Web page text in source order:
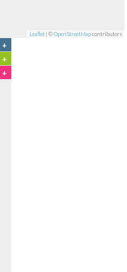
Leaflet | ©OpenStreetMapcontributors
+
+
+